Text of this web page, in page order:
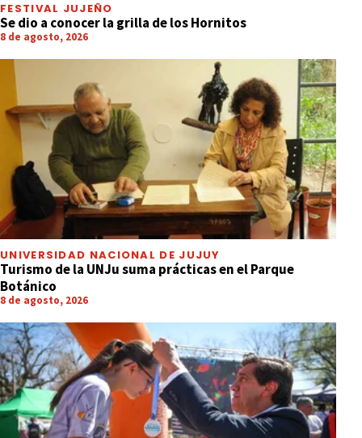
FESTIVAL JUJEÑO
Se dio a conocer la grilla de los Hornitos
8 de agosto, 2026
UNIVERSIDAD NACIONAL DE JUJUY
Turismo de la UNJu suma prácticas en el Parque
Botánico
8 de agosto, 2026